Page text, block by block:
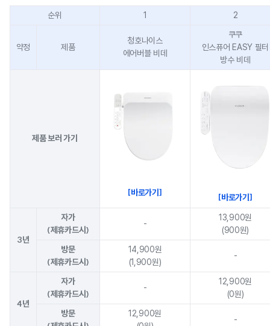
순위 1 2
약정 제품
청호나이스
에어버블 비데
쿠쿠
인스퓨어 EASY 필터
방수 비데
제품 보러 가기
[바로가기] [바로가기 ]
3년
자가
(제휴카드시)
-
13,900원
(900원)
방문
(제휴카드시)
14,900원
(1,900원)
-
4년
자가
(제휴카드시)
-
12,900원
(0원)
방문
12,900원
-